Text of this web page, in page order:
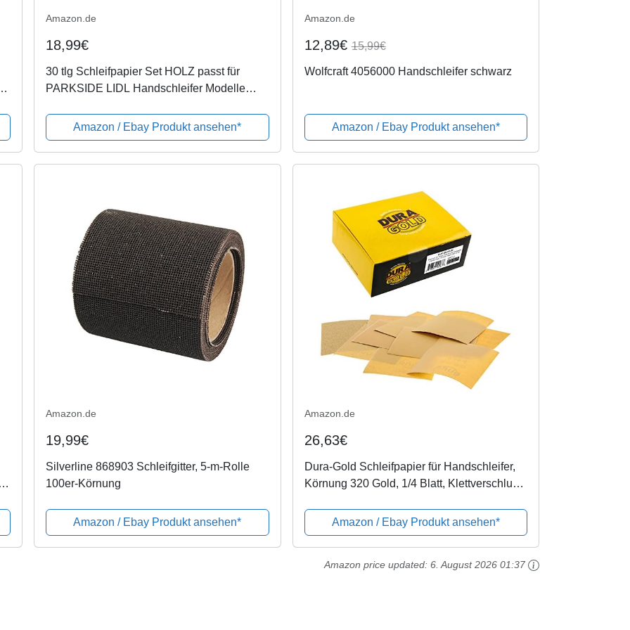
Amazon.de
18,99€
30 tlg Schleifpapier Set HOLZ passt für
PARKSIDE LIDL Handschleifer Modelle
Amazon / Ebay Produkt ansehen*
Amazon.de
12,89€15,99€
Wolfcraft 4056000 Handschleifer schwarz
Amazon / Ebay Produkt ansehen*
Amazon.de
19,99€
Silverline 868903 Schleifgitter, 5-m-Rolle
100er-Körnung
Amazon / Ebay Produkt ansehen*
Amazon.de
26,63€
Dura-Gold Schleifpapier für Handschleifer,
Körnung 320 Gold, 1/4 Blatt, Klettverschluss,
Amazon / Ebay Produkt ansehen*
Amazon price updated:6. August 2026 01:37